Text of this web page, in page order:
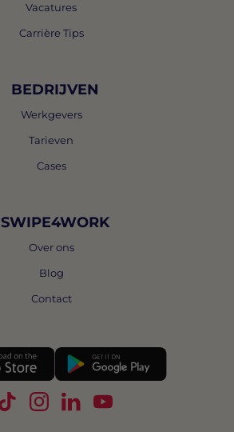
Vacatures
Carrière Tips
BEDRIJVEN
Werkgevers
Tarieven
Cases
SWIPE4WORK
Over ons
Blog
Contact
Volg Swipe4Work op TikTok
Volg Swipe4Work op
Volg Swipe4Work op
Volg Swipe4Work